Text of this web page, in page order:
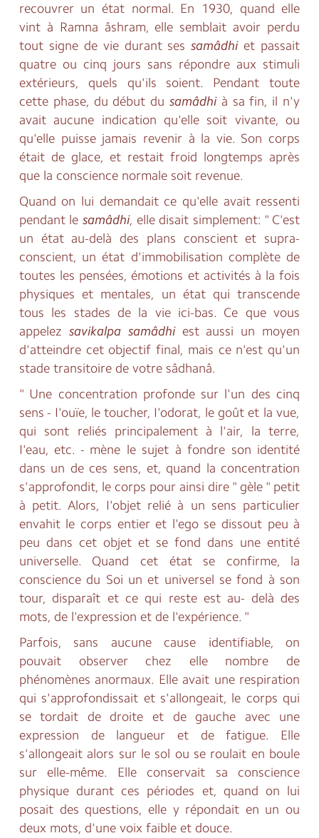
recouvrer un état normal. En 1930, quand elle
vint à Ramna âshram, elle semblait avoir perdu
tout signe de vie durant sessamâdhiet passait
quatre ou cinq jours sans répondre aux stimuli
extérieurs, quels qu'ils soient. Pendant toute
cette phase, du début du samâdhià sa fin, il n'y
avait aucune indication qu'elle soit vivante, ou
qu'elle puisse jamais revenir à la vie. Son corps
était de glace, et restait froid longtemps après
que la conscience normale soit revenue.
Quand on lui demandait ce qu'elle avait ressenti
pendant lesamâdhi, elle disait simplement: " C'est
un état au-delà des plans conscient et supra-
conscient, un état d'immobilisation complète de
toutes les pensées, émotions et activités à la fois
physiques et mentales, un état qui transcende
tous les stades de la vie ici-bas. Ce que vous
appelez savikalpa samâdhiest aussi un moyen
d'atteindre cet objectif final, mais ce n'est qu'un
stade transitoire de votre sâdhanâ.
" Une concentration profonde sur l'un des cinq
sens - I'ouïe, le toucher, I'odorat, le goût et la vue,
qui sont reliés principalement à l'air, la terre,
I'eau, etc. - mène le sujet à fondre son identité
dans un de ces sens, et, quand la concentration
s'approfondit, le corps pour ainsi dire " gèle " petit
à petit. Alors, I'objet relié à un sens particulier
envahit le corps entier et l'ego se dissout peu à
peu dans cet objet et se fond dans une entité
universelle. Quand cet état se confirme, la
conscience du Soi un et universel se fond à son
tour, disparaît et ce qui reste est au- delà des
mots, de l'expression et de l'expérience. "
Parfois, sans aucune cause identifiable, on
pouvait observer chez elle nombre de
phénomènes anormaux. Elle avait une respiration
qui s'approfondissait et s'allongeait, le corps qui
se tordait de droite et de gauche avec une
expression de langueur et de fatigue. Elle
s'allongeait alors sur le sol ou se roulait en boule
sur elle-même. Elle conservait sa conscience
physique durant ces périodes et, quand on lui
posait des questions, elle y répondait en un ou
deux mots, d'une voix faible et douce.